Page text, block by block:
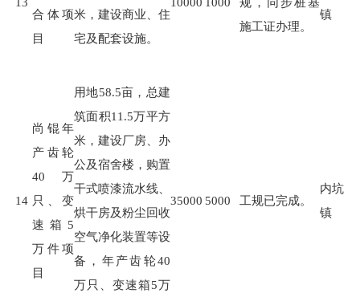
合体项
目
米，建设商业、住
宅及配套设施。
施工证办理。
镇
14
尚锟年
产齿轮
40万
只、变
速箱5
万件项
目
用地58.5亩，总建
筑面积11.5万平方
米，建设厂房、办
公及宿舍楼，购置
干式喷漆流水线、
烘干房及粉尘回收
空气净化装置等设
备，年产齿轮40
万只、变速箱5万
35000 5000 工规已完成。
内坑
镇